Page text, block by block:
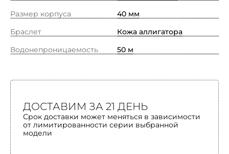
Размер корпуса
40 мм
Браслет
Кожа аллигатора
Водонепроницаемость
50 м
ДОСТАВИМ ЗА 21 ДЕНЬ
Срок доставки может меняться в зависимости
от лимитированности серии выбранной
модели